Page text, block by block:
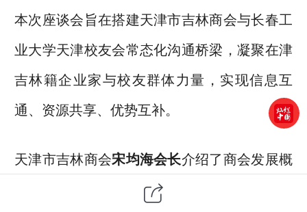
本次座谈会旨在搭建天津市吉林商会与长春工
业大学天津校友会常态化沟通桥梁，凝聚在津
吉林籍企业家与校友群体力量，实现信息互
通、资源共享、优势互补。
天津市吉林商会宋均海会长介绍了商会发展概
况，长春工业大学天津校友会